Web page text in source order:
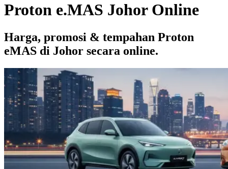
Proton e.MAS Johor Online
Harga, promosi & tempahan Proton
eMAS di Johor secara online.